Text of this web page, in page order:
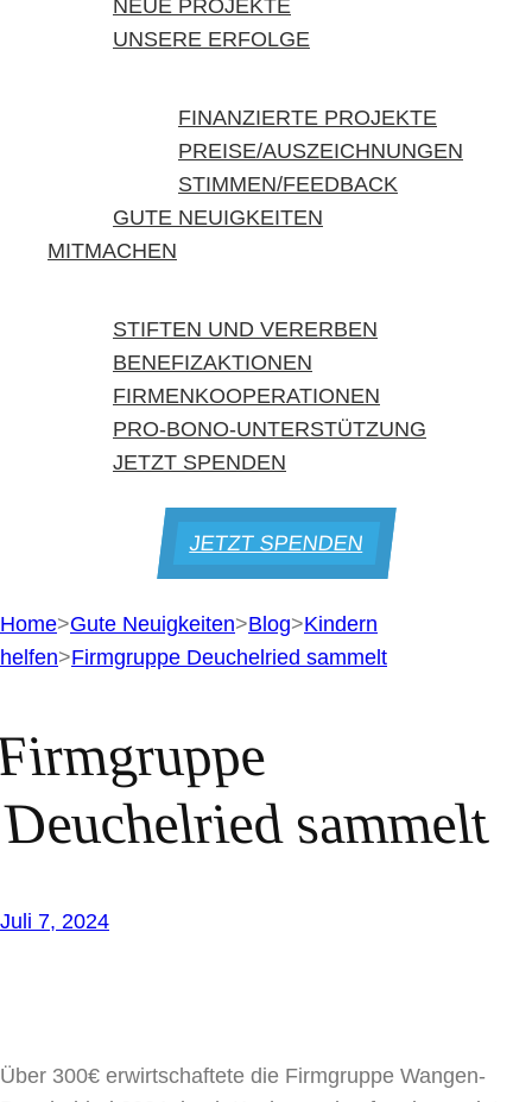
NEUE PROJEKTE
UNSERE ERFOLGE
FINANZIERTE PROJEKTE
PREISE/AUSZEICHNUNGEN
STIMMEN/FEEDBACK
GUTE NEUIGKEITEN
MITMACHEN
STIFTEN UND VERERBEN
BENEFIZAKTIONEN
FIRMENKOOPERATIONEN
PRO-BONO-UNTERSTÜTZUNG
JETZT SPENDEN
JETZT SPENDEN
Home>Gute Neuigkeiten>Blog>Kindern
helfen>Firmgruppe Deuchelried sammelt
Deuchelried sammelt
Juli 7, 2024
Über 300€ erwirtschaftete die Firmgruppe Wangen-